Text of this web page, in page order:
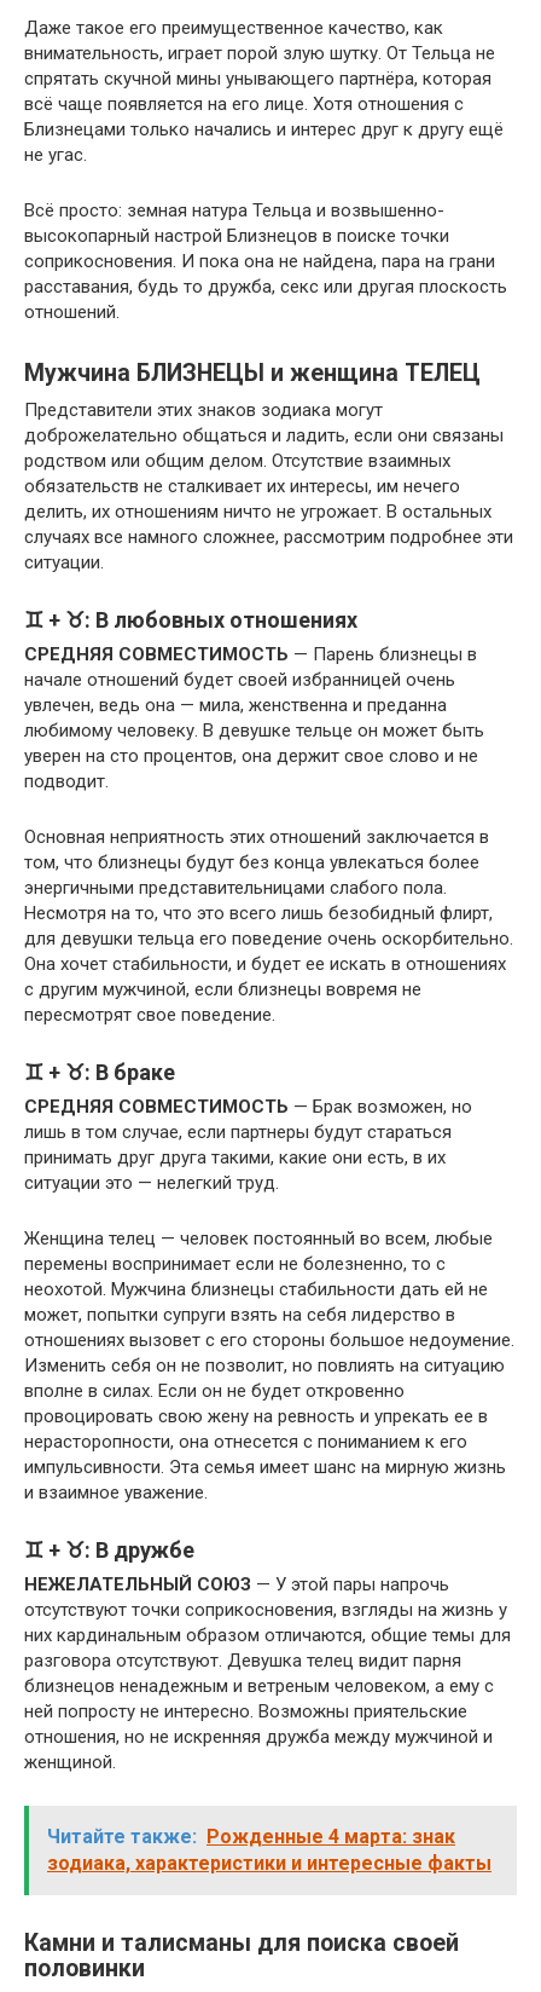
Даже такое его преимущественное качество, как
внимательность, играет порой злую шутку. От Тельца не
спрятать скучной мины унывающего партнёра, которая
всё чаще появляется на его лице. Хотя отношения с
Близнецами только начались и интерес друг к другу ещё
не угас.
Всё просто: земная натура Тельца и возвышенно-
высокопарный настрой Близнецов в поиске точки
соприкосновения. И пока она не найдена, пара на грани
расставания, будь то дружба, секс или другая плоскость
отношений.
Мужчина БЛИЗНЕЦЫ и женщина ТЕЛЕЦ
Представители этих знаков зодиака могут
доброжелательно общаться и ладить, если они связаны
родством или общим делом. Отсутствие взаимных
обязательств не сталкивает их интересы, им нечего
делить, их отношениям ничто не угрожает. В остальных
случаях все намного сложнее, рассмотрим подробнее эти
ситуации.
♊ + ♉: В любовных отношениях
СРЕДНЯЯ СОВМЕСТИМОСТЬ — Парень близнецы в
начале отношений будет своей избранницей очень
увлечен, ведь она — мила, женственна и преданна
любимому человеку. В девушке тельце он может быть
уверен на сто процентов, она держит свое слово и не
подводит.
Основная неприятность этих отношений заключается в
том, что близнецы будут без конца увлекаться более
энергичными представительницами слабого пола.
Несмотря на то, что это всего лишь безобидный флирт,
для девушки тельца его поведение очень оскорбительно.
Она хочет стабильности, и будет ее искать в отношениях
с другим мужчиной, если близнецы вовремя не
пересмотрят свое поведение.
♊ + ♉: В браке
СРЕДНЯЯ СОВМЕСТИМОСТЬ — Брак возможен, но
лишь в том случае, если партнеры будут стараться
принимать друг друга такими, какие они есть, в их
ситуации это — нелегкий труд.
Женщина телец — человек постоянный во всем, любые
перемены воспринимает если не болезненно, то с
неохотой. Мужчина близнецы стабильности дать ей не
может, попытки супруги взять на себя лидерство в
отношениях вызовет с его стороны большое недоумение.
Изменить себя он не позволит, но повлиять на ситуацию
вполне в силах. Если он не будет откровенно
провоцировать свою жену на ревность и упрекать ее в
нерасторопности, она отнесется с пониманием к его
импульсивности. Эта семья имеет шанс на мирную жизнь
и взаимное уважение.
♊ + ♉: В дружбе
НЕЖЕЛАТЕЛЬНЫЙ СОЮЗ — У этой пары напрочь
отсутствуют точки соприкосновения, взгляды на жизнь у
них кардинальным образом отличаются, общие темы для
разговора отсутствуют. Девушка телец видит парня
близнецов ненадежным и ветреным человеком, а ему с
ней попросту не интересно. Возможны приятельские
отношения, но не искренняя дружба между мужчиной и
женщиной.
Читайте также: Рожденные 4 марта: знак
зодиака, характеристики и интересные факты
Камни и талисманы для поиска своей
половинки